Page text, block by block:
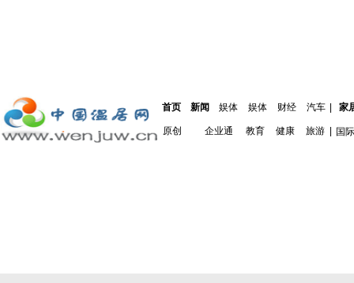
首页 新闻 娱体 娱体 财经 汽车 家
原创 企业通 教育 健康 旅游 国际